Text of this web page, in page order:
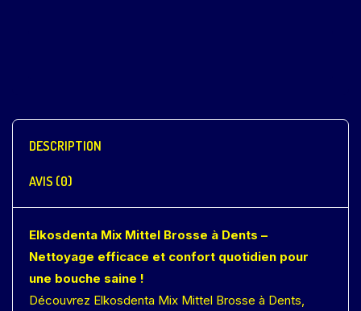
DESCRIPTION
AVIS (0)
Elkosdenta Mix Mittel Brosse à Dents –
Nettoyage efficace et confort quotidien pour
une bouche saine !
Découvrez Elkosdenta Mix Mittel Brosse à Dents,